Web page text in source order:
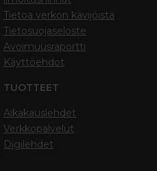
Tietoa verkon kävijöistä
Tietosuojaseloste
Avoimuusraportti
Käyttöehdot
TUOTTEET
Aikakauslehdet
Verkkopalvelut
Digilehdet